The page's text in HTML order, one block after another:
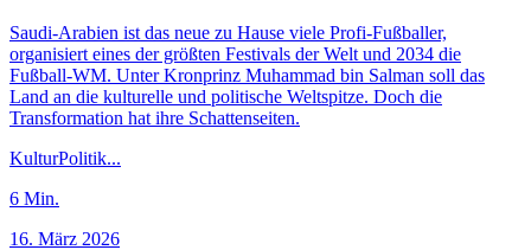
Saudi-Arabien ist das neue zu Hause viele Profi-Fußballer,
organisiert eines der größten Festivals der Welt und 2034 die
Fußball-WM. Unter Kronprinz Muhammad bin Salman soll das
Land an die kulturelle und politische Weltspitze. Doch die
Transformation hat ihre Schattenseiten.
KulturPolitik...
6 Min.
16. März 2026